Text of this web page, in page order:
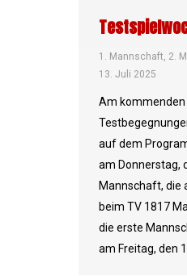
1. Mannschaft 2.
13. Juli 2025
Am
auf dem
am Donnerstag,
Mannschaft, die
beim TV 1817
die erste
am Freitag, den